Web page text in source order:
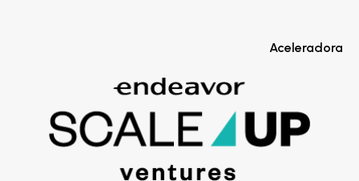
Aceleradora